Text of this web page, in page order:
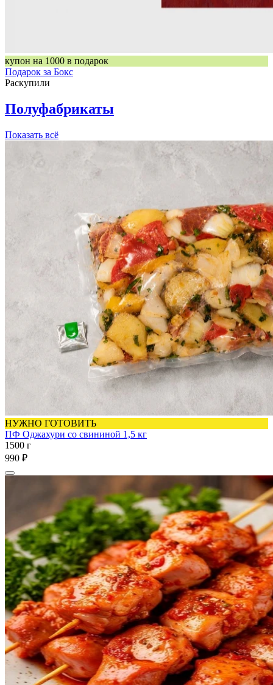
купон на 1000 в подарок
Подарок за Бокс
Раскупили
Полуфабрикаты
Показать всё
НУЖНО ГОТОВИТЬ
ПФ Оджахури со свининой 1,5 кг
1500 г
990 ₽